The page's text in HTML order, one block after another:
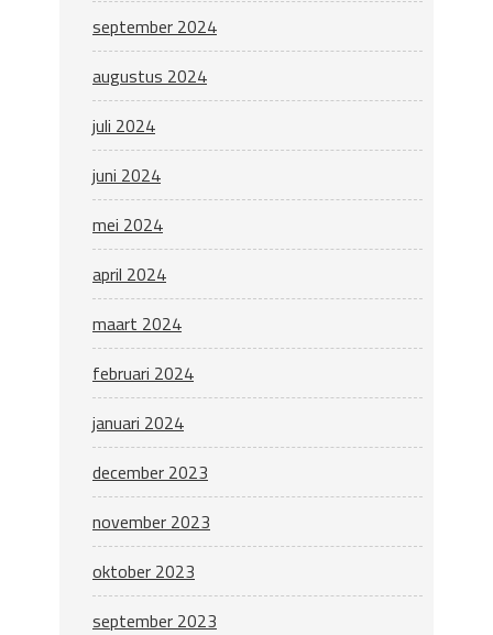
september 2024
augustus 2024
juli 2024
juni 2024
mei 2024
april 2024
maart 2024
februari 2024
januari 2024
december 2023
november 2023
oktober 2023
september 2023